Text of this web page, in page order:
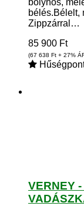
bélés.Bélelt,
Zippzárral…
85 900 Ft
(67 638 Ft + 27%
VERNEY